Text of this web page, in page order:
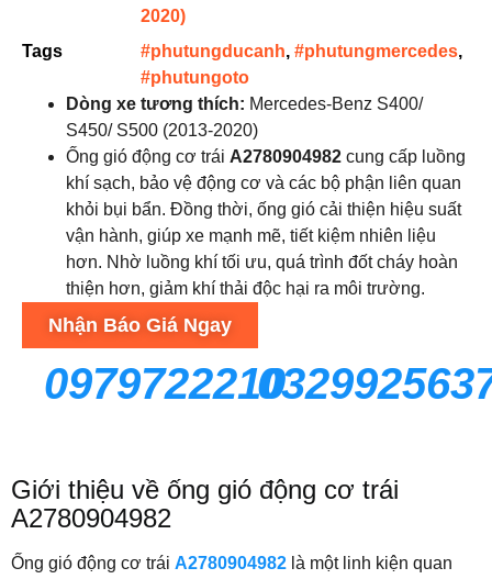
2020)
Tags
#phutungducanh, #phutungmercedes,
#phutungoto
Dòng xe tương thích: Mercedes-Benz S400/
S450/ S500 (2013-2020)
Ống gió động cơ trái A2780904982 cung cấp luồng
khí sạch, bảo vệ động cơ và các bộ phận liên quan
khỏi bụi bẩn. Đồng thời, ống gió cải thiện hiệu suất
vận hành, giúp xe mạnh mẽ, tiết kiệm nhiên liệu
hơn. Nhờ luồng khí tối ưu, quá trình đốt cháy hoàn
thiện hơn, giảm khí thải độc hại ra môi trường.
Nhận Báo Giá Ngay
0979722210
Giới thiệu về ống gió động cơ trái
A2780904982
Ống gió động cơ trái A2780904982 là một linh kiện quan